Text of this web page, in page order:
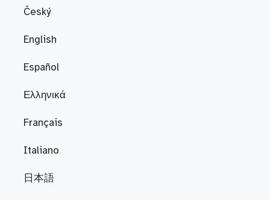
Český
English
Español
Ελληνικά
Français
Italiano
日本語